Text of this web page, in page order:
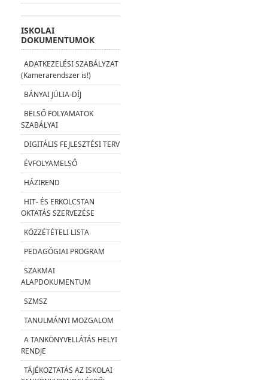
ISKOLAI
DOKUMENTUMOK
ADATKEZELÉSI SZABÁLYZAT
(Kamerarendszer is!)
BÁNYAI JÚLIA-DÍJ
BELSŐ FOLYAMATOK
SZABÁLYAI
DIGITÁLIS FEJLESZTÉSI TERV
ÉVFOLYAMELSŐ
HÁZIREND
HIT- ÉS ERKÖLCSTAN
OKTATÁS SZERVEZÉSE
KÖZZÉTÉTELI LISTA
PEDAGÓGIAI PROGRAM
SZAKMAI
ALAPDOKUMENTUM
SZMSZ
TANULMÁNYI MOZGALOM
A TANKÖNYVELLÁTÁS HELYI
RENDJE
TÁJÉKOZTATÁS AZ ISKOLAI